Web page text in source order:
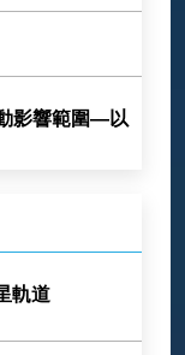
影響範圍—以
軌道